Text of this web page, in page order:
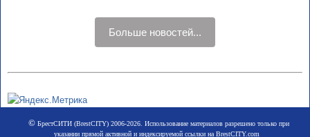
Больше новостей...
©БрестСИТИ (BrestCITY) 2006-2026. Использование материалов разрешено только при
указании прямой активной и индексируемой ссылки на BrestCITY.com